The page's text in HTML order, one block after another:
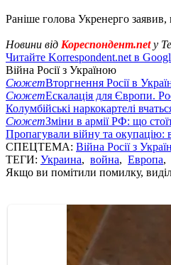
Раніше голова Укренерго
Новини від Кореспондент.netу
Читайте Korrespondent.net в
Війна Росії з Україною
СюжетВторгнення Росії в
СюжетЕскалація для Європи.
Колумбійські наркокартелі
СюжетЗміни в армії РФ: що
Пропагували війну та
СПЕЦТЕМА: Війна Росії з
ТЕГИ: Украина, война, Европа,
Якщо ви помітили помилку,